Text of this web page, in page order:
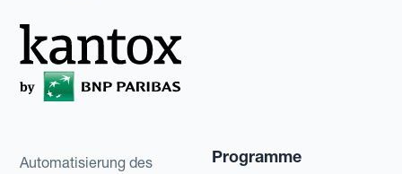
Automatisierung des
Programme